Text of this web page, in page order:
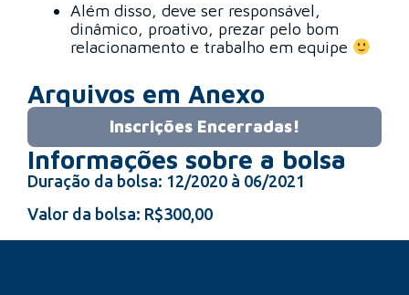
Além disso, deve ser responsável,
dinâmico, proativo, prezar pelo bom
relacionamento e trabalho em equipe
Arquivos em Anexo
Inscrições Encerradas!
Informações sobre a bolsa
Duração da bolsa: 12/2020 à 06/2021
Valor da bolsa: R$300,00